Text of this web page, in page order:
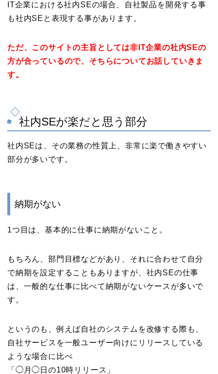
IT企業における社内SEの場合、自社製品を開発する事
も社内SEと表現する事があります。
ただ、このサイトの主旨としては非IT企業の社内SEの
方が合っているので、そちらについてお話していきま
す。
社内SEが楽だと思う部分
社内SEは、その業務の性質上、非常に楽で働きやすい
部分が多いです。
納期がない
1つ目は、基本的に仕事に納期がないこと。
もちろん、部門目標などがあり、それに合わせて自分
で納期を設定することもありますが、社内SEの仕事
は、一般的な仕事に比べて納期がないケースが多いで
す。
というのも、例えば自社のシステムを改修する際も、
自社サービスを一般ユーザー向けにリリースしている
ような場合に比べ
「◯月◯日の10時リリース」